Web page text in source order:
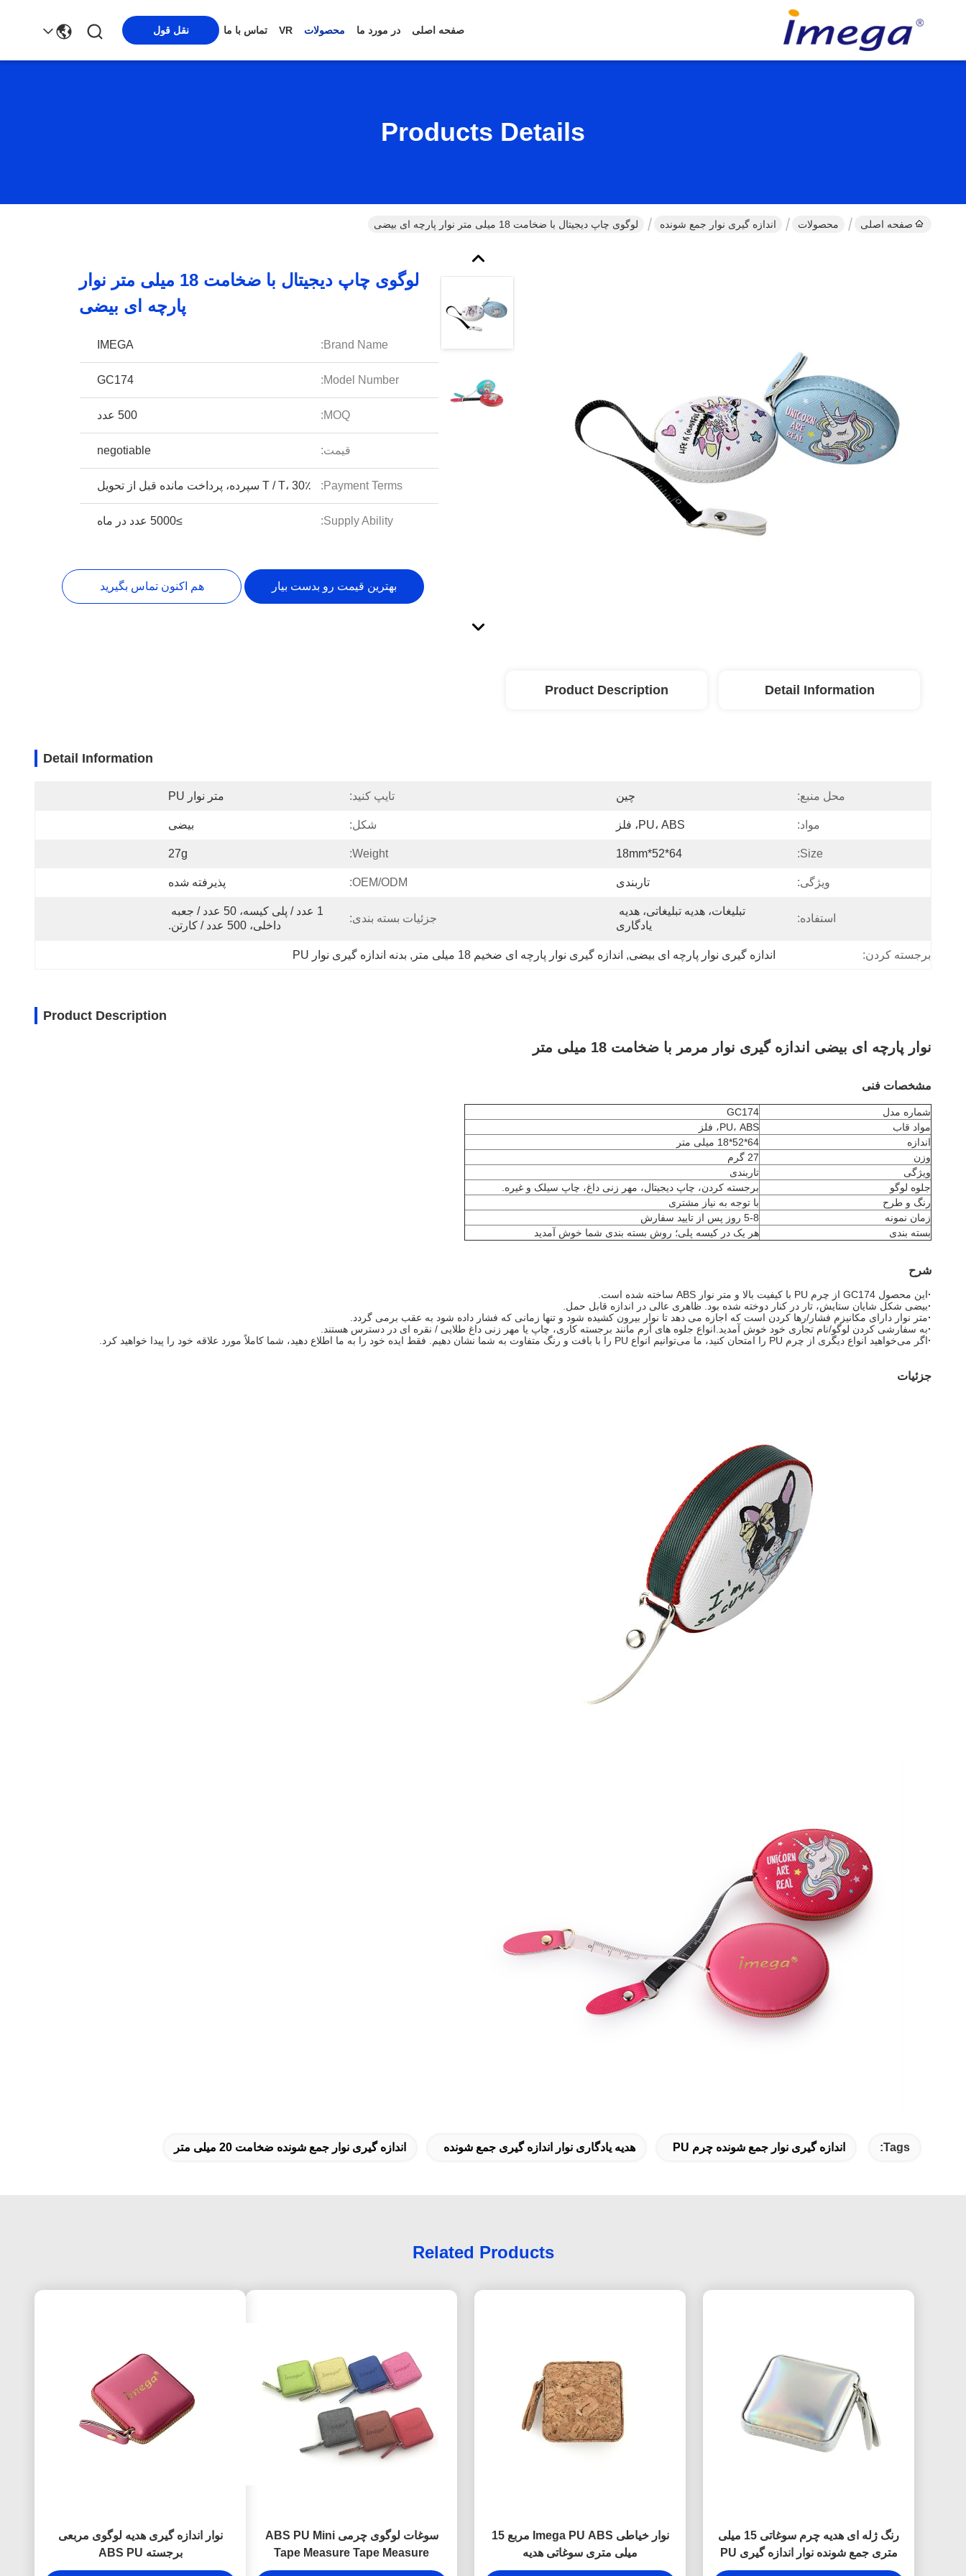
صفحه اصلی در مورد ما محصولات VR تماس با ما نقل قول
Products Details
صفحه اصلی محصولات اندازه گیری نوار جمع شونده لوگوی چاپ دیجیتال با ضخامت 18 میلی متر نوار پارچه ای بیضی
لوگوی چاپ دیجیتال با ضخامت 18 میلی متر نوار
پارچه ای بیضی
Brand Name:
IMEGA
Model Number:
GC174
MOQ: 500 عدد
قیمت: negotiable
Payment Terms: T / T، 30٪ سپرده، پرداخت مانده قبل از تحویل
Supply Ability: ≥5000 عدد در ماه
بهترین قیمت رو بدست بیار هم اکنون تماس بگیرید
Detail Information
Product Description
Detail Information
محل منبع: چین تایپ کنید: متر نوار PU
مواد: PU، ABS، فلز شکل: بیضی
Size:
64*52*18mm
Weight:
27g
ویژگی: تاربندی OEM/ODM: پذیرفته شده
استفاده:
یادگاری
جزئیات بسته بندی:
داخلی، 500 عدد / کارتن.
برجسته کردن: اندازه گیری نوار پارچه ای بیضی, اندازه گیری نوار پارچه ای ضخیم 18 میلی متر , بدنه اندازه گیری نوار PU
Product Description
نوار پارچه ای بیضی اندازه گیری نوار مرمر با ضخامت 18 میلی متر
مشخصات فنی
شماره مدل
GC174
مواد قاب
PU، ABS، فلز
اندازه
64*52*18 میلی متر
وزن
27 گرم
ویژگی
تاربندی
جلوه لوگو
برجسته کردن، چاپ دیجیتال، مهر زنی داغ، چاپ سیلک و غیره.
رنگ و طرح
با توجه به نیاز مشتری
زمان نمونه
5-8 روز پس از تایید سفارش
بسته بندی
هر یک در کیسه پلی؛ روش بسته بندی شما خوش آمدید
شرح
·این محصول GC174 از چرم PU با کیفیت بالا و متر نوار ABS ساخته شده است.
·بیضی شکل شایان ستایش، تار در کنار دوخته شده بود. ظاهری عالی در اندازه قابل حمل.
·متر نوار دارای مکانیزم فشار/رها کردن است که اجازه می دهد تا نوار بیرون کشیده شود و تنها زمانی که فشار داده شود به عقب برمی گردد.
·به سفارشی کردن لوگو/نام تجاری خود خوش آمدید.انواع جلوه های آرم مانند برجسته کاری، چاپ یا مهر زنی داغ طلایی / نقره ای در دسترس هستند.
·اگر می‌خواهید انواع دیگری از چرم PU را امتحان کنید، ما می‌توانیم انواع PU را با بافت و رنگ متفاوت به شما نشان دهیم. فقط ایده خود را به ما اطلاع دهید، شما کاملاً مورد علاقه خود را پیدا خواهید کرد.
جزئیات
Tags: اندازه گیری نوار جمع شونده چرم PU هدیه یادگاری نوار اندازه گیری جمع شونده اندازه گیری نوار جمع شونده ضخامت 20 میلی متر
Related Products
رنگ ژله ای هدیه چرم سوغاتی 15 میلی
متری جمع شونده نوار اندازه گیری PU
نوار خیاطی Imega PU ABS مربع 15
میلی متری سوغاتی هدیه
سوغات لوگوی چرمی ABS PU Mini
Tape Measure Tape Measure
Leather Texture Debossing
نوار اندازه گیری هدیه لوگوی مربعی
برجسته ABS PU